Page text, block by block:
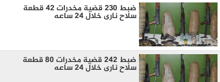
ضبط 230 قضية مخدرات 42 قطعة
سلاح نارى خلال 24 ساعه
ضبط 242 قضية مخدرات 80 قطعة
سلاح نارى خلال 24 ساعه